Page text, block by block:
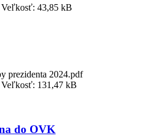
Veľkosť: 43,85 kB
prezidenta 2024.pdf
Veľkosť: 131,47 kB
do OVK